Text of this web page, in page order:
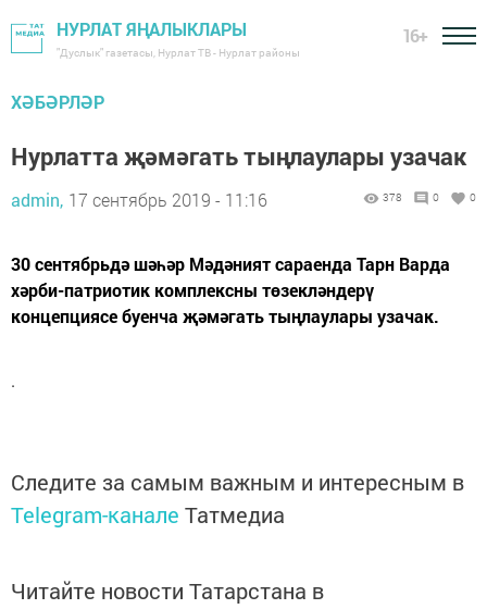
НУРЛАТ ЯҢАЛЫКЛАРЫ
"Дуслык" газетасы, Нурлат ТВ - Нурлат районы
16+
ХӘБӘРЛӘР
Нурлатта җәмәгать тыңлаулары узачак
admin, 17 сентябрь 2019 - 11:16 378 0 0
30 сентябрьдә шәһәр Мәдәният сараенда Тарн Варда
хәрби-патриотик комплексны төзекләндерү
концепциясе буенча җәмәгать тыңлаулары узачак.
.
Следите за самым важным и интересным в
Telegram-канале Татмедиа
Читайте новости Татарстана в